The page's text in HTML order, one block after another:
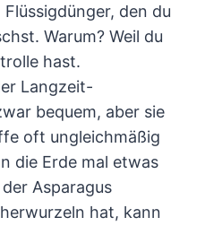
den du
Warum? Weil du
hast.
Langzeit-
bequem, aber sie
oft ungleichmäßig
die Erde mal etwas
Asparagus
hat, kann